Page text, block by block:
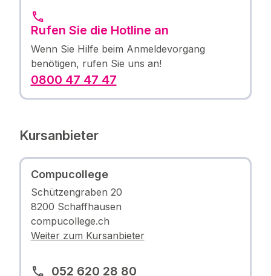
Rufen Sie die Hotline an
Wenn Sie Hilfe beim Anmeldevorgang
benötigen, rufen Sie uns an!
0800 47 47 47
Kursanbieter
Compucollege
Schützengraben 20
8200 Schaffhausen
compucollege.ch
Weiter zum Kursanbieter
052 620 28 80